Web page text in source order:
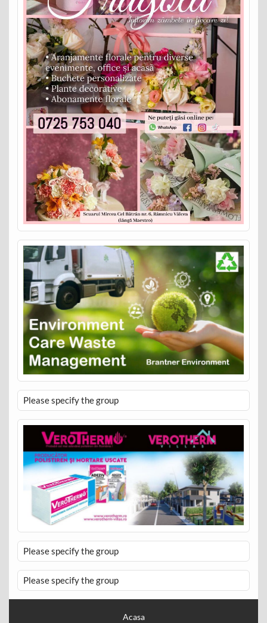
Please specify the group
Please specify the group
Please specify the group
Acasa